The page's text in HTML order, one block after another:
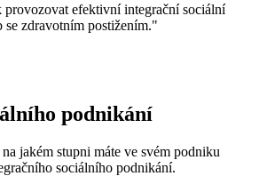
efektivní integrační sociální
se zdravotním postižením."
podnikání
jakém stupni máte ve svém podniku
sociálního podnikání.